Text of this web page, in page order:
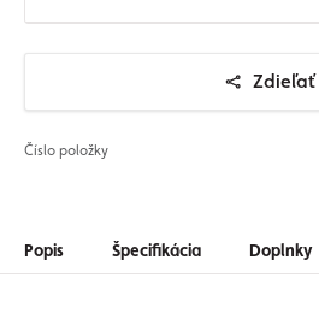
Zdieľať
Číslo položky
Popis Špecifikácia Doplnky